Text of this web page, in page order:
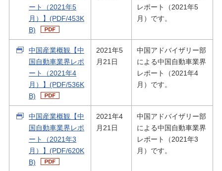
ート（2021年5
月）】(PDF/453K
B)
レポート（2021年5
月）です。
中国産業概観【中
国自動車業界レポ
ート（2021年4
月）】(PDF/536K
B)
2021年5
月21日
中国アドバイザリー部
による中国自動車業界
レポート（2021年4
月）です。
中国産業概観【中
国自動車業界レポ
ート（2021年3
月）】(PDF/620K
B)
2021年4
月21日
中国アドバイザリー部
による中国自動車業界
レポート（2021年3
月）です。